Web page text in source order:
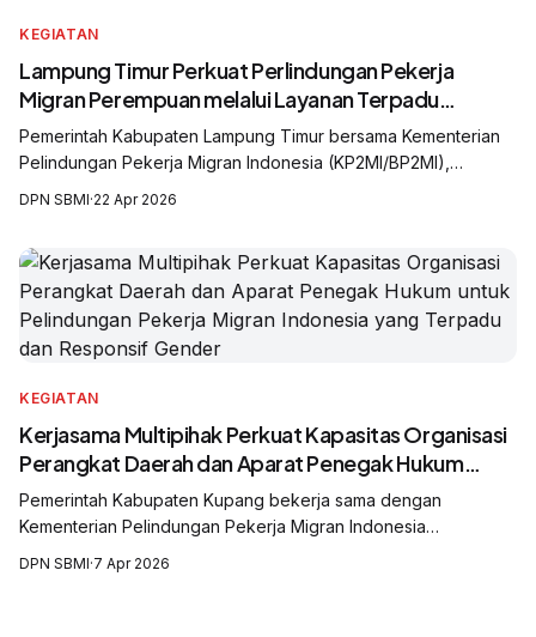
KEGIATAN
Lampung Timur Perkuat Perlindungan Pekerja
Migran Perempuan melalui Layanan Terpadu
Responsif Gender
Pemerintah Kabupaten Lampung Timur bersama Kementerian
Pelindungan Pekerja Migran Indonesia (KP2MI/BP2MI),
on Drugs and Crime (UNODC), Serikat Buruh Migran Indonesia
DPN SBMI·22 Apr 2026
KEGIATAN
Kerjasama Multipihak Perkuat Kapasitas Organisasi
Perangkat Daerah dan Aparat Penegak Hukum
untuk Pelindungan Pekerja Migran Indonesia yang
Terpadu dan Responsif Gender
Pemerintah Kabupaten Kupang bekerja sama dengan
Kementerian Pelindungan Pekerja Migran Indonesia
International Labour Organization (ILO), United Nations Office
DPN SBMI·7 Apr 2026